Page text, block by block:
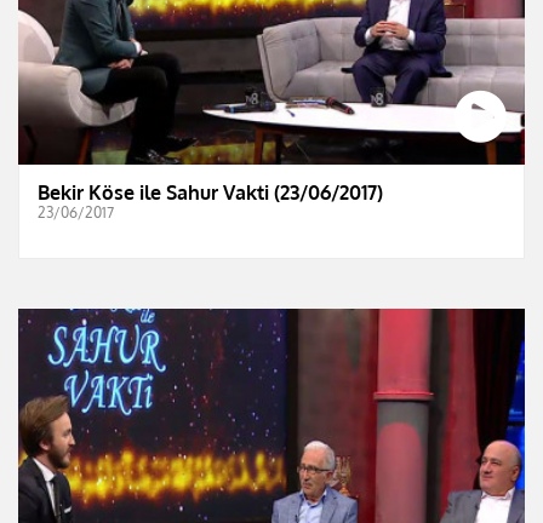
Bekir Köse ile Sahur Vakti (23/06/2017)
23/06/2017